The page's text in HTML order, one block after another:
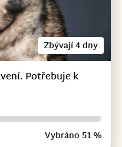
Zbývají 4 dny
Potřebuje k
Vybráno 51 %